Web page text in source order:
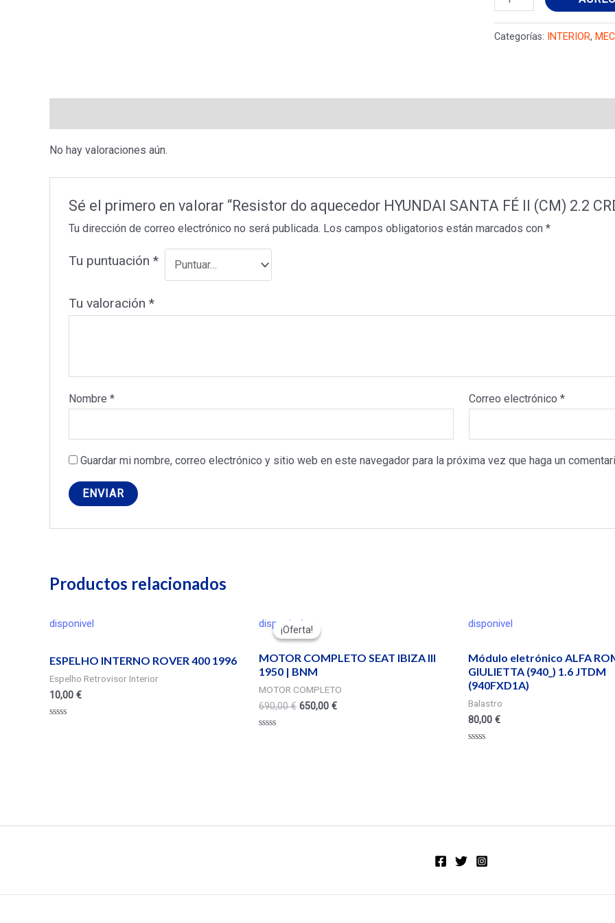
aquecedor
FÉ
CRDi
971912B000
cantidad
Categorías: INTERIOR,
No hay valoraciones aún.
Sé el primero en valorar “Resistor do aquecedor HYUNDAI SANTA FÉ II (CM) 2.2
Tu dirección de correo electrónico no será publicada. Los campos obligatorios están marcados con *
Tu puntuación *
Tu valoración *
Nombre * Correo electrónico*
Guardar mi nombre, correo electrónico y sitio web en este navegador para la próxima vez que haga un
Productos relacionados
disponivel
ESPELHO INTERNO ROVER 400 1996
Espelho Retrovisor Interior
10,00 €
¡Oferta!
disponivel
¡Oferta!
MOTOR COMPLETO SEAT IBIZA III
1950 | BNM
MOTOR COMPLETO
690,00€ 650,00 €
disponivel
Módulo eletrónico ALFA
GIULIETTA (940_) 1.6 JTDM
(940FXD1A)
Balastro
80,00 €